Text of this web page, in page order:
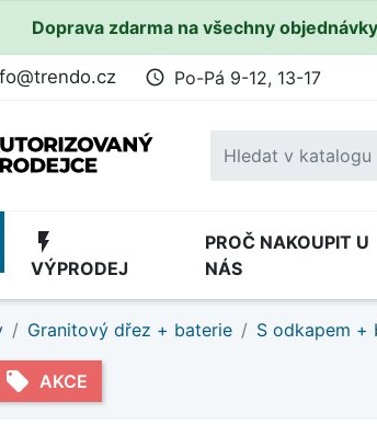
Doprava zdarma na všechny
access_time Po-Pá 9-12, 13-17
flash_on
VÝPRODEJ
PROČ NAKOUPIT U
NÁS
Granitový dřez + baterie S odkapem +
local_offer AKCE